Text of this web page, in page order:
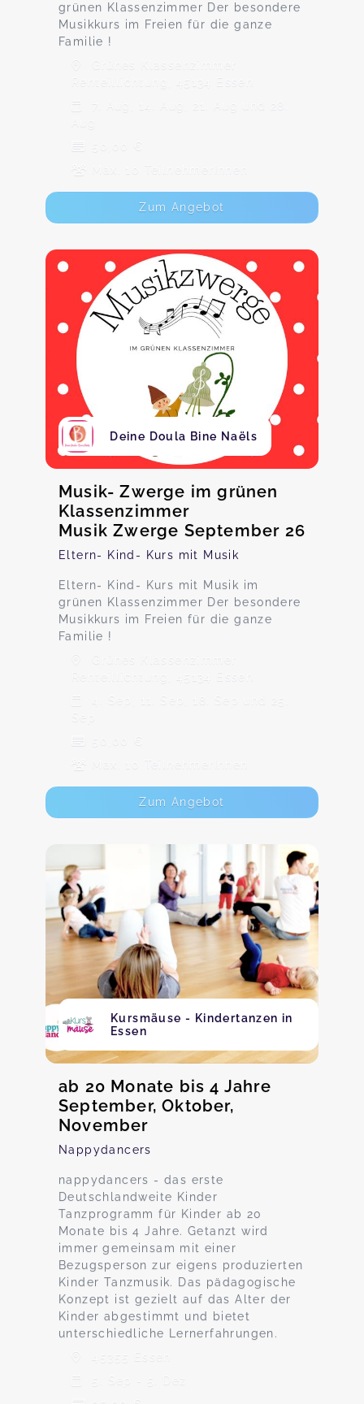
grünen Klassenzimmer Der besondere
Musikkurs im Freien für die ganze
Familie !
Grünes Klassenzimmer
Renteillichtung, 45134 Essen
7. Aug, 14. Aug, 21. Aug und 28.
50,00 €
Max. 10 TeilnehmerInnen
Zum Angebot
Deine Doula Bine Naëls
Musik- Zwerge im grünen
Klassenzimmer
Musik Zwerge September 26
Eltern- Kind- Kurs mit Musik
Eltern- Kind- Kurs mit Musik im
grünen Klassenzimmer Der besondere
Musikkurs im Freien für die ganze
Familie !
Grünes Klassenzimmer
Renteillichtung, 45134 Essen
4. Sep, 11. Sep, 18. Sep und 25.
Sep
50,00 €
Max. 10 TeilnehmerInnen
Zum Angebot
Kursmäuse - Kindertanzen in
Essen
ab 20 Monate bis 4 Jahre
September, Oktober,
November
Nappydancers
nappydancers - das erste
Deutschlandweite Kinder
Tanzprogramm für Kinder ab 20
Monate bis 4 Jahre. Getanzt wird
immer gemeinsam mit einer
Bezugsperson zur eigens produzierten
Kinder Tanzmusik. Das pädagogische
Konzept ist gezielt auf das Alter der
Kinder abgestimmt und bietet
unterschiedliche Lernerfahrungen.
45355 Essen
5. Sep - 5. Dez